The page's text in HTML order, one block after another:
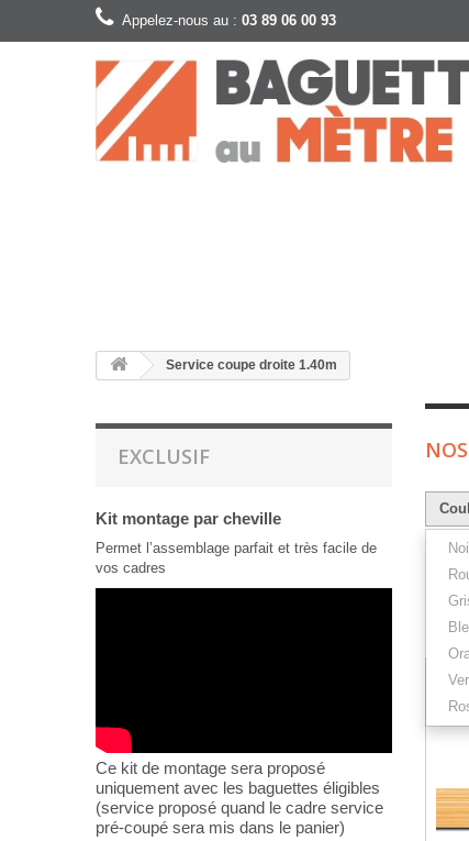
Appelez-nous au : 03 89 06 00 93
Service coupe droite 1.40m
EXCLUSIF
Kit montage par cheville
Permet l’assemblage parfait et très facile de
vos cadres
Ce kit de montage sera proposé
uniquement avec les baguettes éligibles
(service proposé quand le cadre service
pré-coupé sera mis dans le panier)